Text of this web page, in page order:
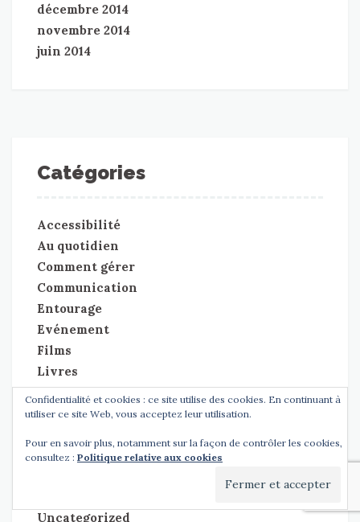
décembre 2014
novembre 2014
juin 2014
Catégories
Accessibilité
Au quotidien
Comment gérer
Communication
Entourage
Evénement
Films
Livres
Outils
Perte d'audition
Prévention
Uncategorized
Confidentialité et cookies : ce site utilise des cookies. En continuant à
utiliser ce site Web, vous acceptez leur utilisation.
Pour en savoir plus, notamment sur la façon de contrôler les cookies,
consultez : Politique relative aux cookies